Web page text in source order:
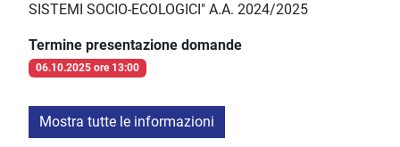
SISTEMI SOCIO-ECOLOGICI" A.A. 2024/2025
Termine presentazione domande
06.10.2025 ore 13:00
Mostra tutte le informazioni